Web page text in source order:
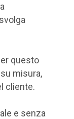
questo
misura,
cliente.
e senza